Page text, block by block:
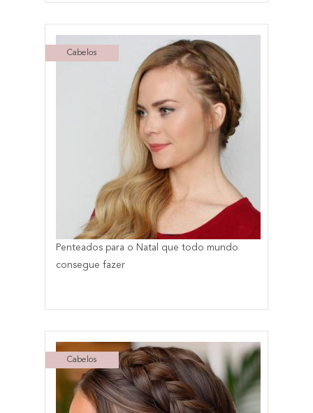
Cabelos
Penteados para o Natal que todo mundo
consegue fazer
Cabelos